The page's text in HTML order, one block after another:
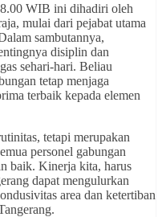
WIB ini dihadiri oleh
mulai dari pejabat utama
sambutannya,
disiplin dan
sehari-hari. Beliau
tetap menjaga
terbaik kepada elemen
tetapi merupakan
personel gabungan
baik. Kinerja kita, harus
dapat mengulurkan
area dan ketertiban